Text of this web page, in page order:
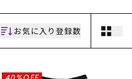
SUPPORT
会員ランク
お気に入り登録数